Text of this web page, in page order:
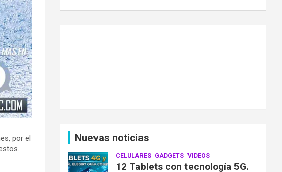
por el
Nuevas noticias
CELULARES GADGETS VIDEOS
12 Tablets con tecnología 5G.